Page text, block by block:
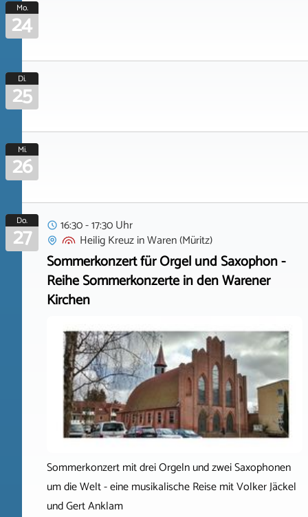
Mo.
24
Di.
25
Mi.
26
Do.
27
16:30 - 17:30 Uhr
Heilig KreuzinWaren (Müritz)
Sommerkonzert für Orgel und Saxophon -
Reihe Sommerkonzerte in den Warener
Kirchen
Sommerkonzert mit drei Orgeln und zwei Saxophonen
um die Welt - eine musikalische Reise mit Volker Jäckel
und Gert Anklam